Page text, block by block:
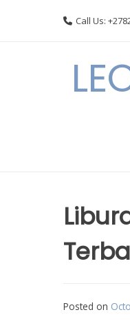
Call Us:
Posted on